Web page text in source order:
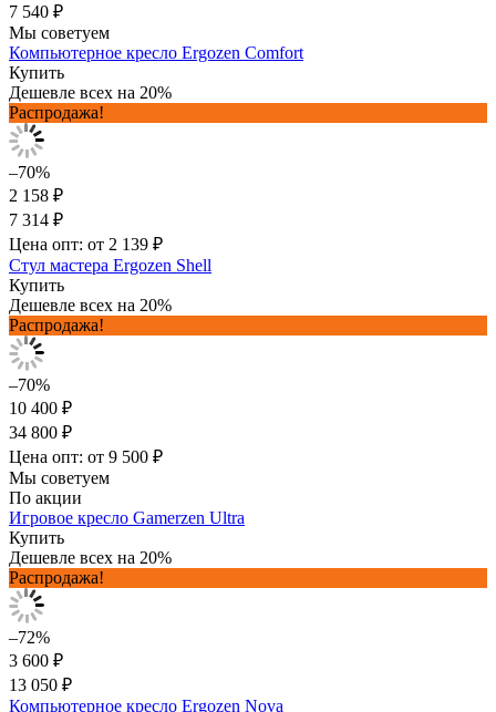
7 540 ₽
Мы советуем
Компьютерное кресло Ergozen Comfort
Купить
Дешевле всех на 20%
Распродажа!
–70%
2 158 ₽
7 314 ₽
Цена опт: от 2 139 ₽
Стул мастера Ergozen Shell
Купить
Дешевле всех на 20%
Распродажа!
–70%
10 400 ₽
34 800 ₽
Цена опт: от 9 500 ₽
Мы советуем
По акции
Игровое кресло Gamerzen Ultra
Купить
Дешевле всех на 20%
Распродажа!
–72%
3 600 ₽
13 050 ₽
Компьютерное кресло Ergozen Nova